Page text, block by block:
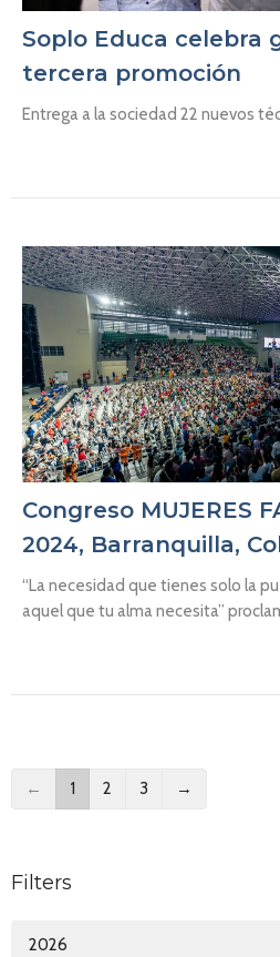
Soplo Educa celebra
tercera promoción
Entrega a la sociedad 22 nuevos
Congreso MUJERES
2024, Barranquilla,
“La necesidad que tienes solo la
aquel que tu alma necesita”
← 1 2 3 →
Filters
2026